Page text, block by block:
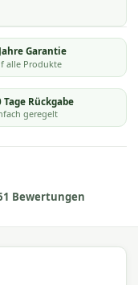
Garantie
alle Produkte
Tage Rückgabe
geregelt
Bewertungen